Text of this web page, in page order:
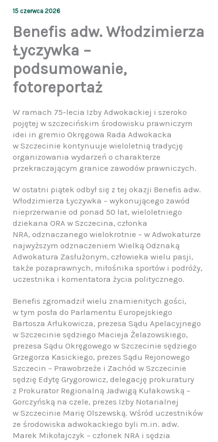
15 czerwca 2026
Benefis adw. Włodzimierza
Łyczywka –
podsumowanie,
fotoreportaż
W ramach 75-lecia Izby Adwokackiej i szeroko
pojętej w szczecińskim środowisku prawniczym
idei in gremio Okręgowa Rada Adwokacka
w Szczecinie kontynuuje wieloletnią tradycję
organizowania wydarzeń o charakterze
przekraczającym granice zawodów prawniczych.
W ostatni piątek odbył się z tej okazji Benefis adw.
Włodzimierza Łyczywka – wykonującego zawód
nieprzerwanie od ponad 50 lat, wieloletniego
dziekana ORA w Szczecina, członka
NRA, odznaczanego wielokrotnie – w Adwokaturze
najwyższym odznaczeniem Wielką Odznaką
Adwokatura Zasłużonym, człowieka wielu pasji,
także pozaprawnych, miłośnika sportów i podróży,
uczestnika i komentatora życia politycznego.
Benefis zgromadził wielu znamienitych gości,
w tym posła do Parlamentu Europejskiego
Bartosza Arłukowicza, prezesa Sądu Apelacyjnego
w Szczecinie sędziego Macieja Żelazowskiego,
prezesa Sądu Okręgowego w Szczecinie sędziego
Grzegorza Kasickiego, prezes Sądu Rejonowego
Szczecin – Prawobrzeże i Zachód w Szczecinie
sędzię Edytę Grygorowicz, delegację prokuratury
z Prokurator Regionalną Jadwigą Kułakowską –
Gorczyńską na czele, prezes Izby Notarialnej
w Szczecinie Marię Olszewską. Wśród uczestników
ze środowiska adwokackiego byli m.in. adw.
Marek Mikołajczyk – członek NRA i sędzia